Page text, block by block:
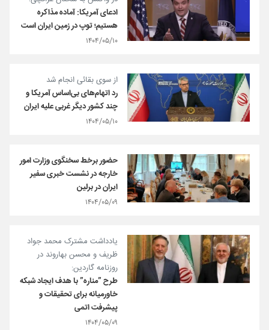
ادعای آمریکا: آماده مذاکره
هستیم؛ توپ در زمین ایران است
۱۴۰۴/۰۵/۱۰
از سوی بقائی انجام شد
رد اتهام‌های بی‌اساس آمریکا و
چند کشور دیگر غربی علیه ایران
۱۴۰۴/۰۵/۱۰
حضور برخط سخنگوی وزارت امور
خارجه در نشست خبری سفیر
ایران در برلین
۱۴۰۴/۰۵/۰۹
یادداشت مشترک محمد جواد
ظریف و محسن بهاروند در
روزنامه گاردین:
طرح ”مناره” با هدف ایجاد شبکه
خاورمیانه برای تحقیقات و
پیشرفت اتمی
۱۴۰۴/۰۵/۰۹